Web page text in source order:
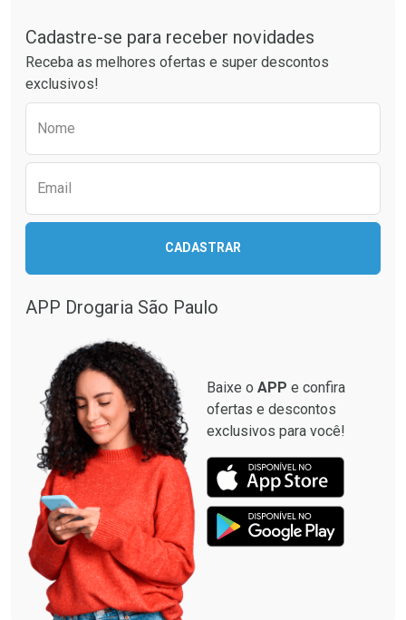
Ativar Desconto
Comprar sem Desconto
Comprar sem Desconto
Por R$ 79,90/cada
Ativar Desconto
Comprar sem Desconto
Comprar sem Desconto
Cadastre-se para receber novidades
Receba as melhores ofertas e super descontos
exclusivos!
Nome
Email
CADASTRAR
APP Drogaria São Paulo
Baixe o APP e confira
ofertas e descontos
exclusivos para você!